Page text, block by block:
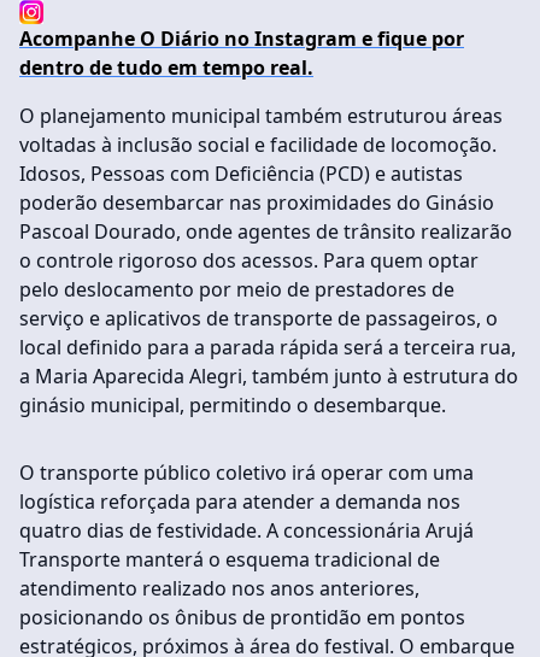
Acompanhe O Diário no Instagram e fique por
dentro de tudo em tempo real.
O planejamento municipal também estruturou áreas
voltadas à inclusão social e facilidade de locomoção.
Idosos, Pessoas com Deficiência (PCD) e autistas
poderão desembarcar nas proximidades do Ginásio
Pascoal Dourado, onde agentes de trânsito realizarão
o controle rigoroso dos acessos. Para quem optar
pelo deslocamento por meio de prestadores de
serviço e aplicativos de transporte de passageiros, o
local definido para a parada rápida será a terceira rua,
a Maria Aparecida Alegri, também junto à estrutura do
ginásio municipal, permitindo o desembarque.
O transporte público coletivo irá operar com uma
logística reforçada para atender a demanda nos
quatro dias de festividade. A concessionária Arujá
Transporte manterá o esquema tradicional de
atendimento realizado nos anos anteriores,
posicionando os ônibus de prontidão em pontos
estratégicos, próximos à área do festival. O embarque